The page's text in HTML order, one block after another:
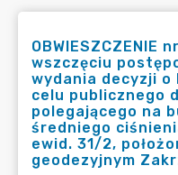
OBWIESZCZENIE
wszczęciu
wydania decyzji
celu publicznego
polegającego na
średniego
ewid. 31/2,
geodezyjnym